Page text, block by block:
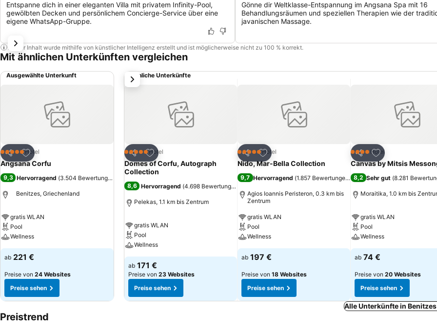
Entspanne dich in einer eleganten Villa mit privatem Infinity-Pool,
gewölbten Decken und persönlichem Concierge-Service über eine
eigene WhatsApp-Gruppe.
Gönne dir Weltklasse-Entspannung im Angsana Spa mit 16
Behandlungsräumen und speziellen Therapien wie der
javanischen Massage.
Dieser Inhalt wurde mithilfe von künstlicher Intelligenz erstellt und ist möglicherweise nicht zu 100 % korrekt.
Mit ähnlichen Unterkünften vergleichen
Ausgewählte Unterkunft
Teilen
Zu Favoriten hinzufügen
5 Sterne Hotel
Angsana Corfu
9,3 Hervorragend (3.504 Bewertungen
Benitzes, Griechenland
gratis WLAN
Pool
Wellness
ab 221 €
Preise von 24 Websites
Preise sehen
Ähnliche Unterkünfte
Teilen
Zu Favoriten hinzufügen
5 Sterne Hotel
Domes of Corfu, Autograph
Collection
8,6 Hervorragend (4.698 Bewertungen
Pelekas, 1.1 km bis Zentrum
gratis WLAN
Pool
Wellness
ab 171 €
Preise von 23 Websites
Preise sehen
Teilen
Zu Favoriten hinzufügen
5 Sterne Hotel
Nido, Mar-Bella Collection
9,7 Hervorragend (1.857 Bewertungen)
Agios Ioannis Peristeron, 0.3 km bis
Zentrum
gratis WLAN
Pool
Wellness
ab 197 €
Preise von 18 Websites
Preise sehen
Teilen
Zu Favoriten
4 SterneHotel
Canvas by Mitsis
8,2 Sehr gut (8.281
Moraitika, 1.0 km bis
gratis WLAN
Pool
Wellness
ab 74 €
Preise von 20 Websites
Preise sehen
weiter
Alle Unterkünfte in
Preistrend